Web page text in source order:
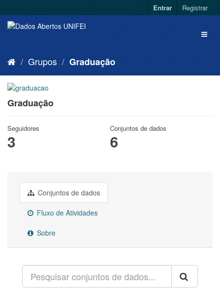
Entrar Registrar
Grupos Graduação
Graduação
Seguidores
3
Conjuntos de dados
6
Conjuntos de dados
Fluxo de Atividades
Sobre